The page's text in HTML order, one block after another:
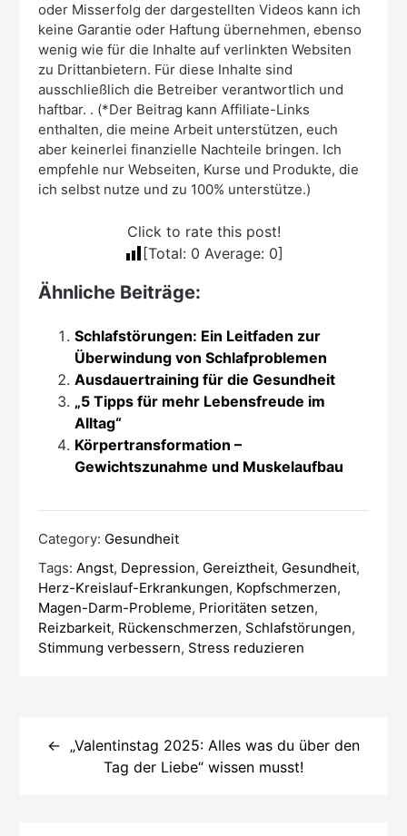
oder Misserfolg der dargestellten Videos kann ich
keine Garantie oder Haftung übernehmen, ebenso
wenig wie für die Inhalte auf verlinkten Websiten
zu Drittanbietern. Für diese Inhalte sind
ausschließlich die Betreiber verantwortlich und
haftbar. . (*Der Beitrag kann Affiliate-Links
enthalten, die meine Arbeit unterstützen, euch
aber keinerlei finanzielle Nachteile bringen. Ich
empfehle nur Webseiten, Kurse und Produkte, die
ich selbst nutze und zu 100% unterstütze.)
Click to rate this post!
[Total: 0 Average: 0]
Ähnliche Beiträge:
Schlafstörungen: Ein Leitfaden zur
Überwindung von Schlafproblemen
Ausdauertraining für die Gesundheit
„5 Tipps für mehr Lebensfreude im
Alltag“
Körpertransformation –
Gewichtszunahme und Muskelaufbau
Category: Gesundheit
Tags: Angst, Depression, Gereiztheit, Gesundheit,
Herz-Kreislauf-Erkrankungen, Kopfschmerzen,
Magen-Darm-Probleme, Prioritäten setzen,
Reizbarkeit, Rückenschmerzen, Schlafstörungen,
Stimmung verbessern, Stress reduzieren
„Valentinstag 2025: Alles was du über den
Tag der Liebe“ wissen musst!